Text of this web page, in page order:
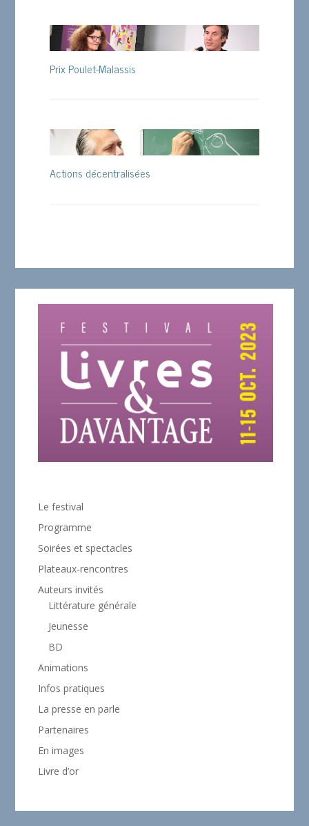
Prix Poulet-Malassis
Actions décentralisées
Le festival
Programme
Soirées et spectacles
Plateaux-rencontres
Auteurs invités
Littérature générale
Jeunesse
BD
Animations
Infos pratiques
La presse en parle
Partenaires
En images
Livre d’or